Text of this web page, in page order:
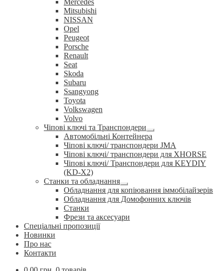
Mercedes
Mitsubishi
NISSAN
Opel
Peugeot
Porsche
Renault
Seat
Skoda
Subaru
Ssangyong
Toyota
Volkswagen
Volvo
Чіпові ключі та Транспондери
Розгорнуте
вкладене
меню
Автомобільні Контейнера
Чіпові ключі/ транспондери JMA
Чіпові ключі/ транспондери для XHORSE
Чіпові ключі/ Транспондери для KEYDIY
(KD-X2)
Станки та обладнання
Розгорнуте
вкладене
меню
Обладнання для копіювання іммобілайзерів
Обладнання для Домофонних ключів
Станки
Фрези та аксесуари
Спеціальні пропозиції
Новинки
Про нас
Контакти